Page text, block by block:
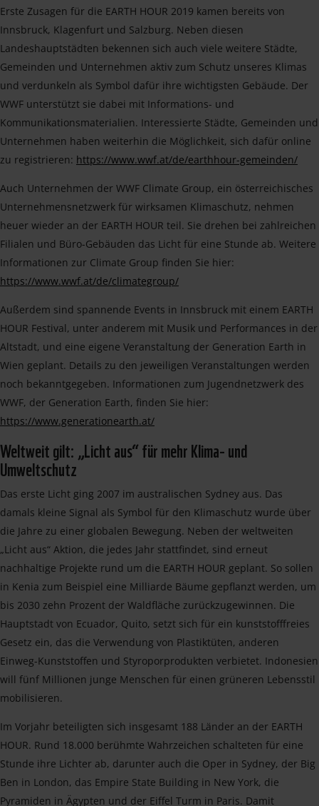
Erste Zusagen für die EARTH HOUR 2019 kamen bereits von
Innsbruck, Klagenfurt und Salzburg. Neben diesen
Landeshauptstädten bekennen sich auch viele weitere Städte,
Gemeinden und Unternehmen aktiv zum Schutz unseres Klimas
und verdunkeln als Symbol dafür ihre wichtigsten Gebäude. Der
WWF unterstützt sie dabei mit Informations- und
Kommunikationsmaterialien. Interessierte Städte, Gemeinden und
Unternehmen haben weiterhin die Möglichkeit, sich dafür online
zu registrieren: https://www.wwf.at/de/earthhour-gemeinden/
Auch Unternehmen der WWF Climate Group, ein österreichisches
Unternehmensnetzwerk für wirksamen Klimaschutz, nehmen
heuer wieder an der EARTH HOUR teil. Sie drehen bei zahlreichen
Filialen und Büro-Gebäuden das Licht für eine Stunde ab. Weitere
Informationen zur Climate Group finden Sie hier:
https://www.wwf.at/de/climategroup/
Außerdem sind spannende Events in Innsbruck mit einem EARTH
HOUR Festival, unter anderem mit Musik und Performances in der
Altstadt, und eine eigene Veranstaltung der Generation Earth in
Wien geplant. Details zu den jeweiligen Veranstaltungen werden
noch bekanntgegeben. Informationen zum Jugendnetzwerk des
WWF, der Generation Earth, finden Sie hier:
https://www.generationearth.at/
Weltweit gilt: „Licht aus“ für mehr Klima- und
Umweltschutz
Das erste Licht ging 2007 im australischen Sydney aus. Das
damals kleine Signal als Symbol für den Klimaschutz wurde über
die Jahre zu einer globalen Bewegung. Neben der weltweiten
„Licht aus“ Aktion, die jedes Jahr stattfindet, sind erneut
nachhaltige Projekte rund um die EARTH HOUR geplant. So sollen
in Kenia zum Beispiel eine Milliarde Bäume gepflanzt werden, um
bis 2030 zehn Prozent der Waldfläche zurückzugewinnen. Die
Hauptstadt von Ecuador, Quito, setzt sich für ein kunststofffreies
Gesetz ein, das die Verwendung von Plastiktüten, anderen
Einweg-Kunststoffen und Styroporprodukten verbietet. Indonesien
will fünf Millionen junge Menschen für einen grüneren Lebensstil
mobilisieren.
Im Vorjahr beteiligten sich insgesamt 188 Länder an der EARTH
HOUR. Rund 18.000 berühmte Wahrzeichen schalteten für eine
Stunde ihre Lichter ab, darunter auch die Oper in Sydney, der Big
Ben in London, das Empire State Building in New York, die
Pyramiden in Ägypten und der Eiffel Turm in Paris. Damit